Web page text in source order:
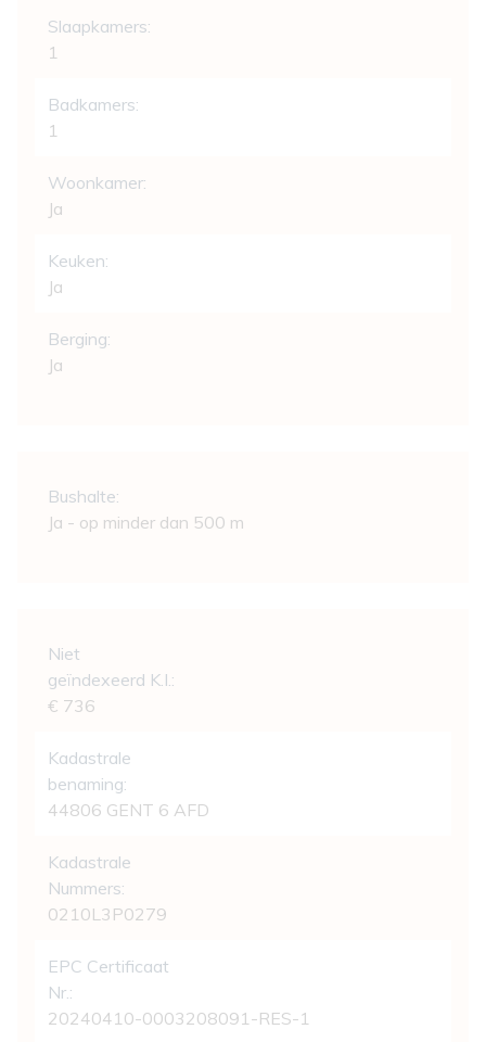
Slaapkamers:
1
Badkamers:
1
Woonkamer:
Ja
Keuken:
Ja
Berging:
Ja
Bushalte:
Ja - op minder dan 500 m
Niet
geïndexeerd K.I.:
€ 736
Kadastrale
benaming:
44806 GENT 6 AFD
Kadastrale
Nummers:
0210L3P0279
EPC Certificaat
Nr.:
20240410-0003208091-RES-1